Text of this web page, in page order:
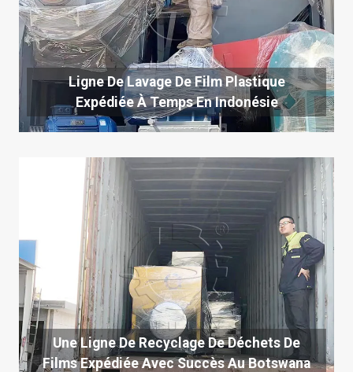
Ligne De Lavage De Film Plastique
Expédiée À Temps En Indonésie
Une Ligne De Recyclage De Déchets De
Films Expédiée Avec Succès Au Botswana